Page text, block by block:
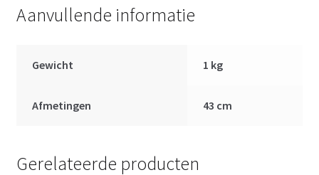
Aanvullende informatie
Gewicht 1 kg
Afmetingen 43 cm
Gerelateerde producten